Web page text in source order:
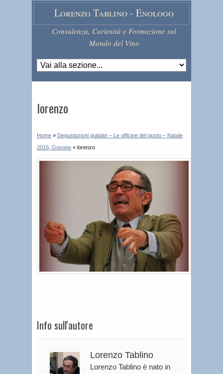
Lorenzo Tablino - Enologo
Consulenza, Curiosità e Formazione sul
Mondo del Vino
lorenzo
Home » Degustazioni guidate – Le officine del gusto – Natale
2016, Govone » lorenzo
Info sull'autore
Lorenzo Tablino
Lorenzo Tablino è nato in